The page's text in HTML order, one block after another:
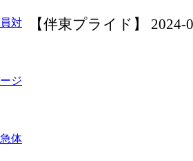
対
ジ
体
【伴東プライド】 2024-